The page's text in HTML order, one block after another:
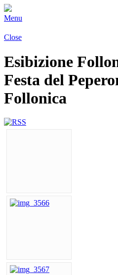
Menu
Close
Esibizione
Festa del
Follonica